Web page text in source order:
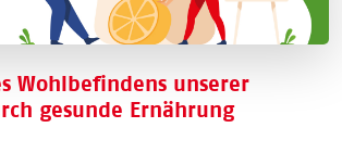
Wohlbefindens unserer
gesunde Ernährung